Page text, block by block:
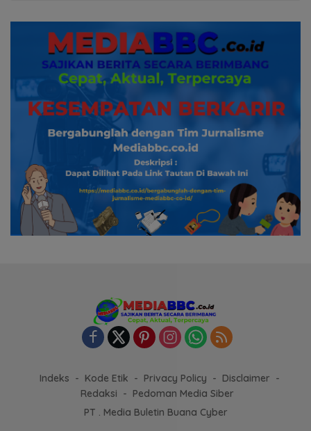
Indeks Kode Etik Privacy Policy
Disclaimer
Redaksi
Pedoman Media Siber
PT . Media Buletin Buana Cyber